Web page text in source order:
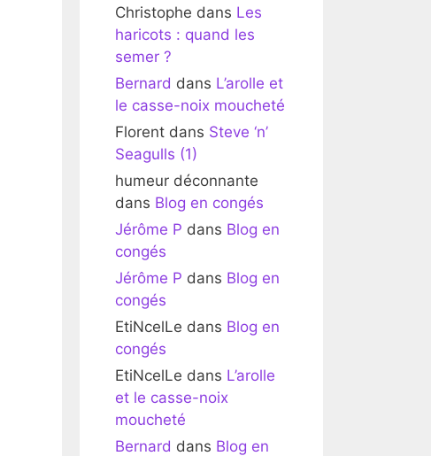
Christophe dans Les
haricots : quand les
semer ?
Bernard dans L’arolle et
le casse-noix moucheté
Florent dans Steve ‘n’
Seagulls (1)
humeur déconnante
dans Blog en congés
Jérôme P dans Blog en
congés
Jérôme P dans Blog en
congés
EtiNcelLe dans Blog en
congés
EtiNcelLe dans L’arolle
et le casse-noix
moucheté
Bernard dans Blog en